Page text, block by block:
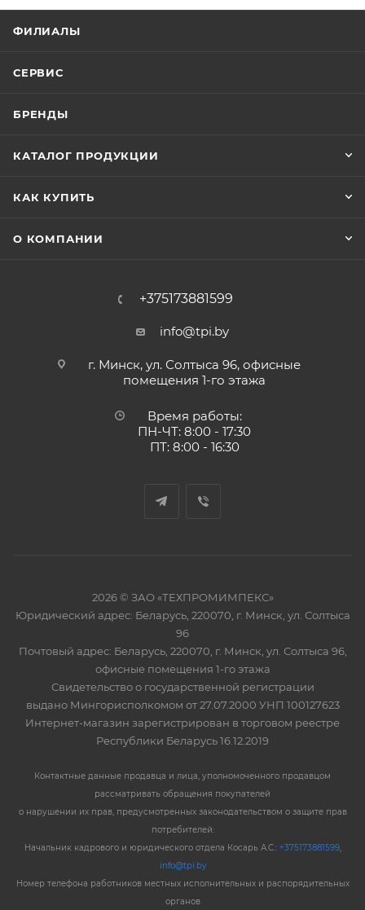
ФИЛИАЛЫ
СЕРВИС
БРЕНДЫ
КАТАЛОГ ПРОДУКЦИИ
КАК КУПИТЬ
О КОМПАНИИ
+375173881599
info@tpi.by
г. Минск, ул. Солтыса 96, офисные
помещения 1-го этажа
Время работы:
ПН-ЧТ: 8:00 - 17:30
ПТ: 8:00 - 16:30
2026 © ЗАО «ТЕХПРОМИМПЕКС»
Юридический адрес: Беларусь, 220070, г. Минск, ул. Солтыса
96
Почтовый адрес: Беларусь, 220070, г. Минск, ул. Солтыса 96,
офисные помещения 1-го этажа
Свидетельство о государственной регистрации
выдано Мингорисполкомом от 27.07.2000 УНП 100127623
Интернет-магазин зарегистрирован в торговом реестре
Республики Беларусь 16.12.2019
Контактные данные продавца и лица, уполномоченного продавцом
рассматривать обращения покупателей
о нарушении их прав, предусмотренных законодательством о защите прав
потребителей:
Начальник кадрового и юридического отдела Косарь А.С.: +375173881599,
info@tpi.by
Номер телефона работников местных исполнительных и распорядительных
органов